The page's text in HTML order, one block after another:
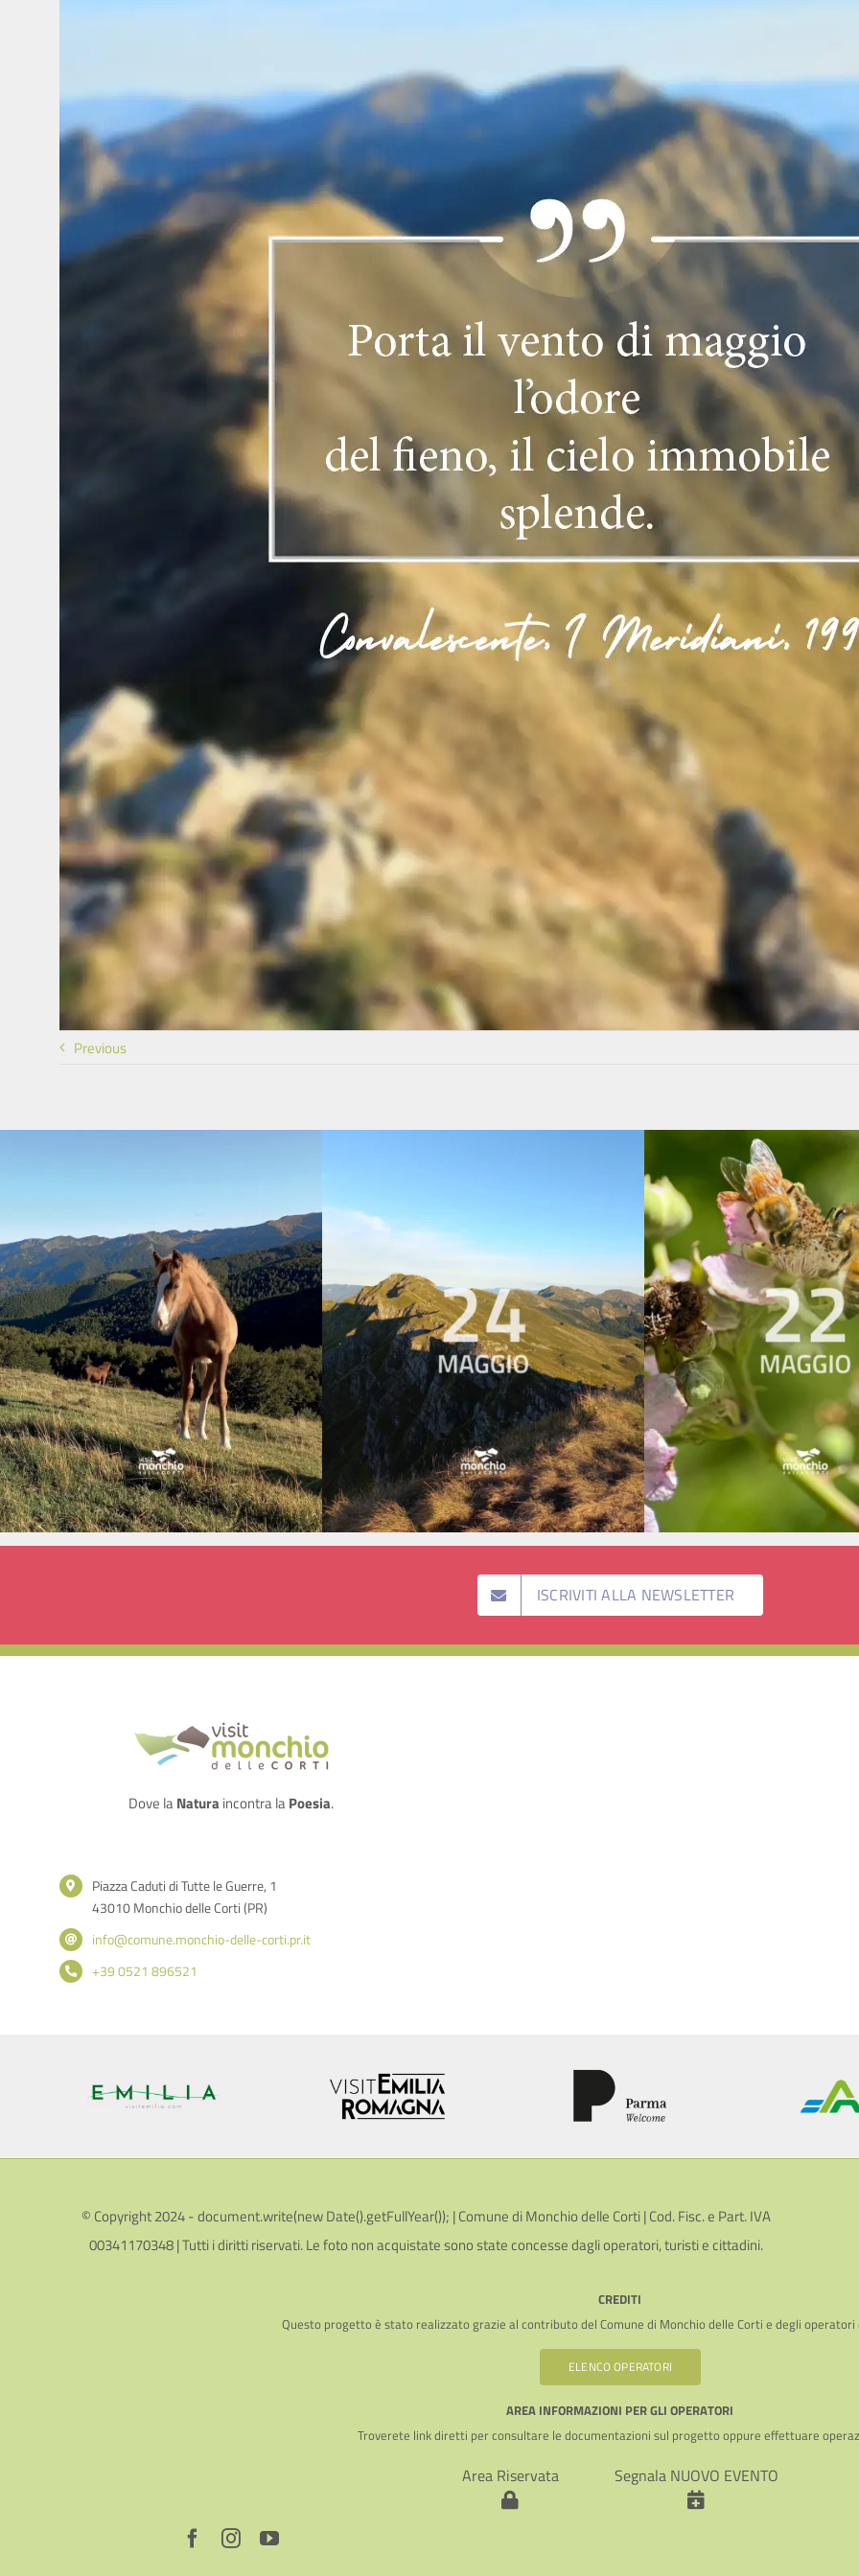
Previous
ISCRIVITI ALLA NEWSLETTER
Dove laNatura incontra laPoesia.
Piazza Caduti di Tutte le Guerre, 1
43010 Monchio delle Corti (PR)
info@comune.monchio-delle-corti.pr.it
+39 0521 896521
© Copyright 2024 - document.write(new Date().getFullYear()); | Comune di Monchio delle Corti | Cod. Fisc. e Part. IVA
00341170348 | Tutti i diritti riservati. Le foto non acquistate sono state concesse dagli operatori, turisti e cittadini.
CREDITI
Questo progetto è stato realizzato grazie al contributo del Comune di Monchio delle Corti e degli
ELENCO OPERATORI
AREA INFORMAZIONI PER GLI OPERATORI
Troverete link diretti per consultare le documentazioni sul progetto oppure effettuare
Area Riservata Segnala NUOVO EVENTO